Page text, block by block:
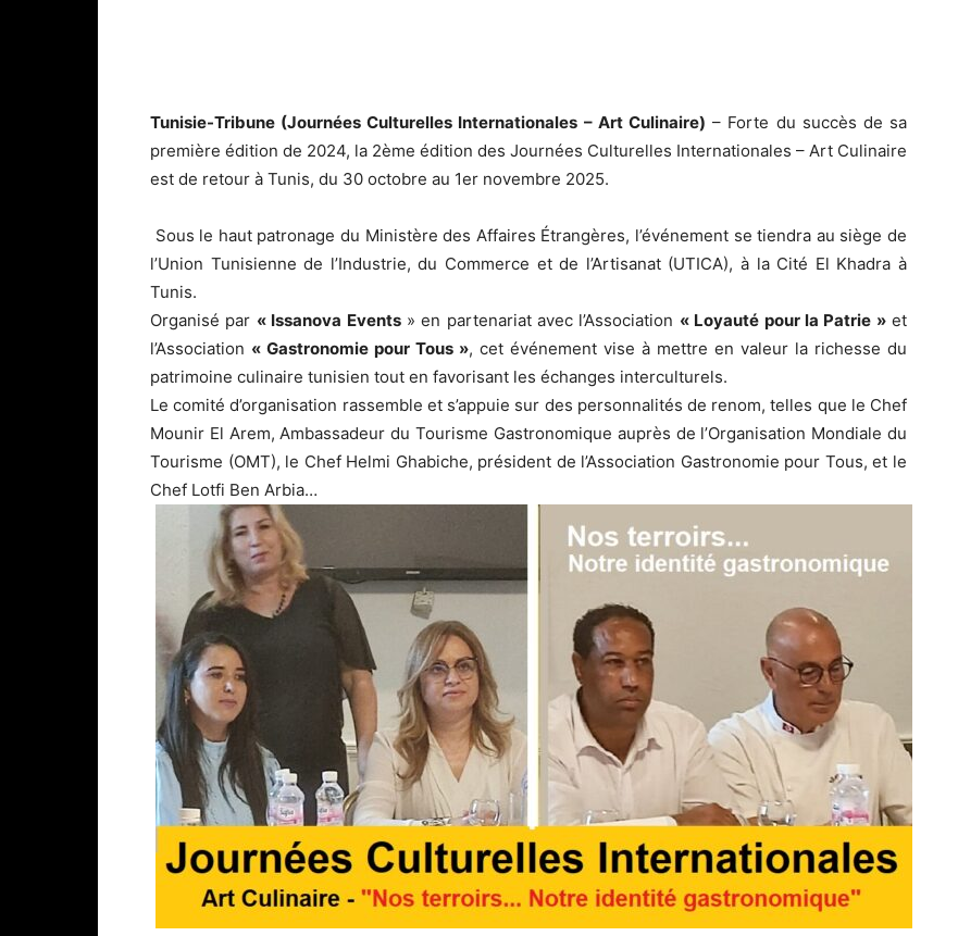
Tunisie-Tribune (Journées Culturelles Internationales – Art Culinaire) – Forte du succès de sa
première édition de 2024, la 2ème édition des Journées Culturelles Internationales – Art Culinaire
est de retour à Tunis, du 30 octobre au 1er novembre 2025.
Sous le haut patronage du Ministère des Affaires Étrangères, l’événement se tiendra au siège de
l’Union Tunisienne de l’Industrie, du Commerce et de l’Artisanat (UTICA), à la Cité El Khadra à
Tunis.
Organisé par « Issanova Events» en partenariat avec l’Association « Loyauté pour la Patrie »et
l’Association « Gastronomie pour Tous », cet événement vise à mettre en valeur la richesse du
patrimoine culinaire tunisien tout en favorisant les échanges interculturels.
Le comité d’organisation rassemble et s’appuie sur des personnalités de renom, telles que le Chef
Mounir El Arem, Ambassadeur du Tourisme Gastronomique auprès de l’Organisation Mondiale du
Tourisme (OMT), le Chef Helmi Ghabiche, président de l’Association Gastronomie pour Tous, et le
Chef Lotfi Ben Arbia…